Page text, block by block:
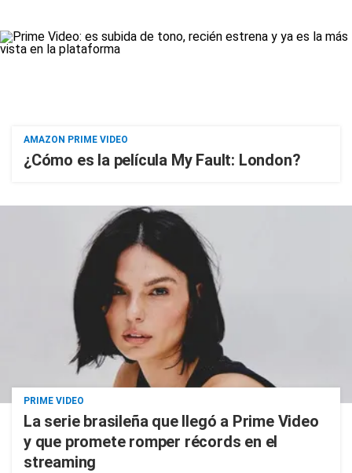
AMAZON PRIME VIDEO
¿Cómo es la película My Fault: London?
PRIME VIDEO
La serie brasileña que llegó a Prime Video
y que promete romper récords en el
streaming